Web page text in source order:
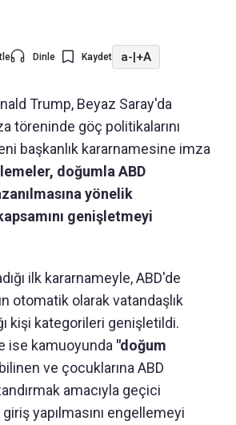
Dinle Kaydet a-|+A
Trump, Beyaz Saray'da
töreninde göç politikalarını
başkanlık kararnamesine imza
doğumla ABD
yönelik
genişletmeyi
ilk kararnameyle, ABD'de
otomatik olarak vatandaşlık
kişi kategorileri genişletildi.
ise kamuoyunda "doğum
ve çocuklarına ABD
amacıyla geçici
yapılmasını engellemeyi